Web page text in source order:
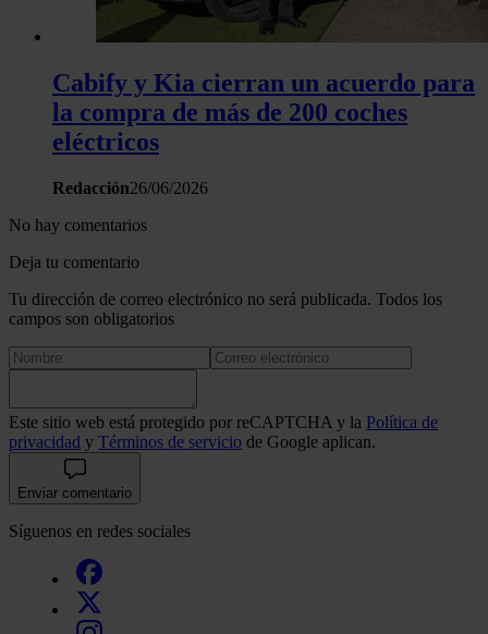
Cabify y Kia cierran un acuerdo para
la compra de más de 200 coches
eléctricos
Redacción26/06/2026
No hay comentarios
Deja tu comentario
Tu dirección de correo electrónico no será publicada. Todos los
campos son obligatorios
Este sitio web está protegido por reCAPTCHA y la Política de
privacidad y Términos de servicio de Google aplican.
Enviar comentario
Síguenos en redes sociales